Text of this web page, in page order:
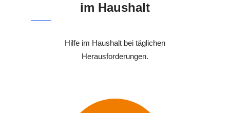
im Haushalt
Hilfe im Haushalt bei täglichen
Herausforderungen.